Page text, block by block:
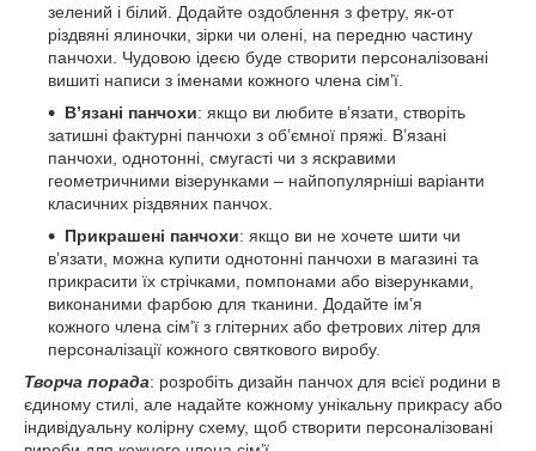
зелений і білий. Додайте оздоблення з фетру, як-от
різдвяні ялиночки, зірки чи олені, на передню частину
панчохи. Чудовою ідеєю буде створити персоналізовані
вишиті написи з іменами кожного члена сім’ї.
В’язані панчохи: якщо ви любите в’язати, створіть
затишні фактурні панчохи з об’ємної пряжі. В’язані
панчохи, однотонні, смугасті чи з яскравими
геометричними візерунками – найпопулярніші варіанти
класичних різдвяних панчох.
Прикрашені панчохи: якщо ви не хочете шити чи
в’язати, можна купити однотонні панчохи в магазині та
прикрасити їх стрічками, помпонами або візерунками,
виконаними фарбою для тканини. Додайте ім’я
кожного члена сім’ї з глітерних або фетрових літер для
персоналізації кожного святкового виробу.
Творча порада: розробіть дизайн панчох для всієї родини в
єдиному стилі, але надайте кожному унікальну прикрасу або
індивідуальну колірну схему, щоб створити персоналізовані